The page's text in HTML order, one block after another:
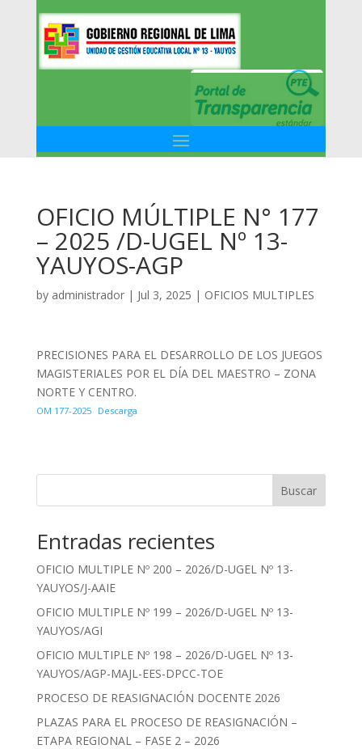
OFICIO MÚLTIPLE N° 177
– 2025 /D-UGEL Nº 13-
YAUYOS-AGP
by administrador| Jul 3, 2025 | OFICIOS MULTIPLES
PRECISIONES PARA EL DESARROLLO DE LOS JUEGOS
MAGISTERIALES POR EL DÍA DEL MAESTRO – ZONA
NORTE Y CENTRO.
OM 177-2025 Descarga
Buscar
Entradas recientes
OFICIO MULTIPLE Nº 200 – 2026/D-UGEL Nº 13-
YAUYOS/J-AAIE
OFICIO MULTIPLE Nº 199 – 2026/D-UGEL Nº 13-
YAUYOS/AGI
OFICIO MULTIPLE Nº 198 – 2026/D-UGEL Nº 13-
YAUYOS/AGP-MAJL-EES-DPCC-TOE
PROCESO DE REASIGNACIÓN DOCENTE 2026
PLAZAS PARA EL PROCESO DE REASIGNACIÓN –
ETAPA REGIONAL – FASE 2 – 2026